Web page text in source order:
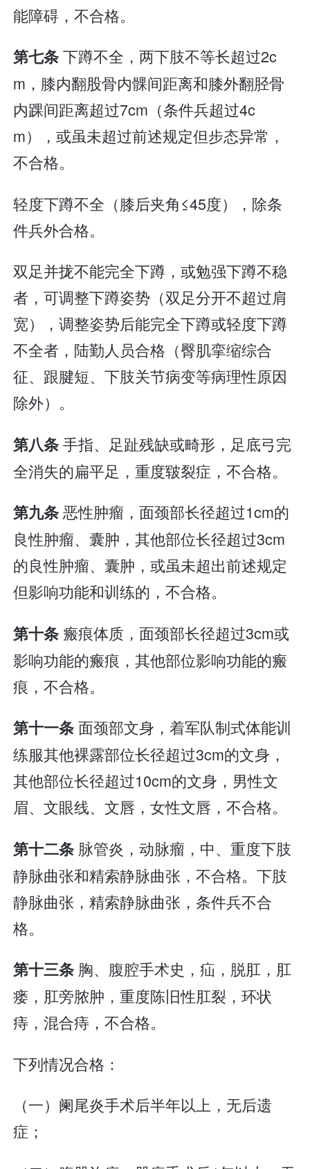
能障碍，不合格。
第七条下蹲不全，两下肢不等长超过2c
m，膝内翻股骨内髁间距离和膝外翻胫骨
内踝间距离超过7cm（条件兵超过4c
m），或虽未超过前述规定但步态异常，
不合格。
轻度下蹲不全（膝后夹角≤45度），除条
件兵外合格。
双足并拢不能完全下蹲，或勉强下蹲不稳
者，可调整下蹲姿势（双足分开不超过肩
宽），调整姿势后能完全下蹲或轻度下蹲
不全者，陆勤人员合格（臀肌挛缩综合
征、跟腱短、下肢关节病变等病理性原因
除外）。
第八条手指、足趾残缺或畸形，足底弓完
全消失的扁平足，重度皲裂症，不合格。
第九条恶性肿瘤，面颈部长径超过1cm的
良性肿瘤、囊肿，其他部位长径超过3cm
的良性肿瘤、囊肿，或虽未超出前述规定
但影响功能和训练的，不合格。
第十条 瘢痕体质，面颈部长径超过3cm或
影响功能的瘢痕，其他部位影响功能的瘢
痕，不合格。
第十一条面颈部文身，着军队制式体能训
练服其他裸露部位长径超过3cm的文身，
其他部位长径超过10cm的文身，男性文
眉、文眼线、文唇，女性文唇，不合格。
第十二条 脉管炎，动脉瘤，中、重度下肢
静脉曲张和精索静脉曲张，不合格。下肢
静脉曲张，精索静脉曲张，条件兵不合
格。
第十三条 胸、腹腔手术史，疝，脱肛，肛
瘘，肛旁脓肿，重度陈旧性肛裂，环状
痔，混合痔，不合格。
下列情况合格：
（一）阑尾炎手术后半年以上，无后遗
症；